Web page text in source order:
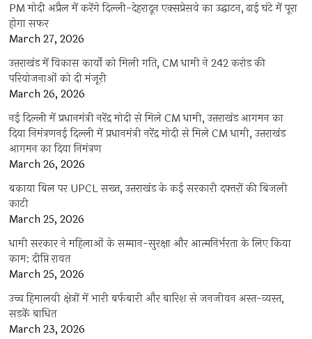
PM मोदी अप्रैल में करेंगे दिल्ली-देहरादून एक्सप्रेसवे का उद्घाटन, ढाई घंटे में पूरा
होगा सफर
March 27, 2026
उत्तराखंड में विकास कार्यों को मिली गति, CM धामी ने 242 करोड़ की
परियोजनाओं को दी मंजूरी
March 26, 2026
नई दिल्ली में प्रधानमंत्री नरेंद्र मोदी से मिले CM धामी, उत्तराखंड आगमन का
दिया निमंत्रणनई दिल्ली में प्रधानमंत्री नरेंद्र मोदी से मिले CM धामी, उत्तराखंड
आगमन का दिया निमंत्रण
March 26, 2026
बकाया बिल पर UPCL सख्त, उत्तराखंड के कई सरकारी दफ्तरों की बिजली
काटी
March 25, 2026
धामी सरकार ने महिलाओं के सम्मान-सुरक्षा और आत्मनिर्भरता के लिए किया
काम: दीप्ति रावत
March 25, 2026
उच्च हिमालयी क्षेत्रों में भारी बर्फबारी और बारिश से जनजीवन अस्त-व्यस्त,
सड़कें बाधित
March 23, 2026